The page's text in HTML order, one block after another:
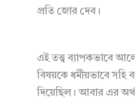
প্রতি জোর দেব।
এই তত্ত্ব ব্যাপকভাবে
বিষয়কে ধর্মীয়ভাবে
দিয়েছিল। আবার এর